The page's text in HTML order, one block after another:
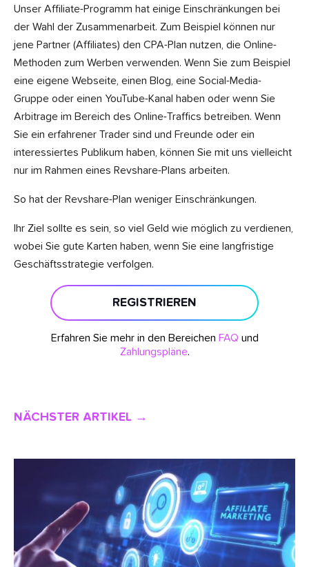
Unser Affiliate-Programm hat einige Einschränkungen bei
der Wahl der Zusammenarbeit. Zum Beispiel können nur
jene Partner (Affiliates) den CPA-Plan nutzen, die Online-
Methoden zum Werben verwenden. Wenn Sie zum Beispiel
eine eigene Webseite, einen Blog, eine Social-Media-
Gruppe oder einen YouTube-Kanal haben oder wenn Sie
Arbitrage im Bereich des Online-Traffics betreiben. Wenn
Sie ein erfahrener Trader sind und Freunde oder ein
interessiertes Publikum haben, können Sie mit uns vielleicht
nur im Rahmen eines Revshare-Plans arbeiten.
So hat der Revshare-Plan weniger Einschränkungen.
Ihr Ziel sollte es sein, so viel Geld wie möglich zu verdienen,
wobei Sie gute Karten haben, wenn Sie eine langfristige
Geschäftsstrategie verfolgen.
REGISTRIEREN
Erfahren Sie mehr in den Bereichen FAQ und
Zahlungspläne.
NÄCHSTER ARTIKEL →